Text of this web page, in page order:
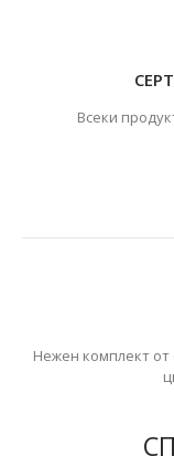
Всеки
Нежен комплект